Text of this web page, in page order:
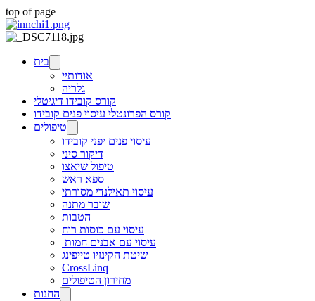
top of page
בית
אודותיי
גלריה
קורס קובידו דיגיטלי
קורס הפרונטלי עיסוי פנים קובידו
טיפולים
עיסוי פנים יפני קובידו
דיקור סיני
טיפול שיאצו
ספא ראש
עיסוי תאילנדי מסורתי
שובר מתנה
הטבות
עיסוי עם כוסות רוח
עיסוי עם אבנים חמות
CrossLinq
מחירון הטיפולים
החנות